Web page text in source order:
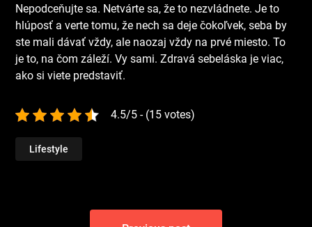
Nepodceňujte sa. Netvárte sa, že to nezvládnete. Je to
hlúposť a verte tomu, že nech sa deje čokoľvek, seba by
ste mali dávať vždy, ale naozaj vždy na prvé miesto. To
je to, na čom záleží. Vy sami. Zdravá sebeláska je viac,
ako si viete predstaviť.
4.5/5 - (15 votes)
Lifestyle
Navigace